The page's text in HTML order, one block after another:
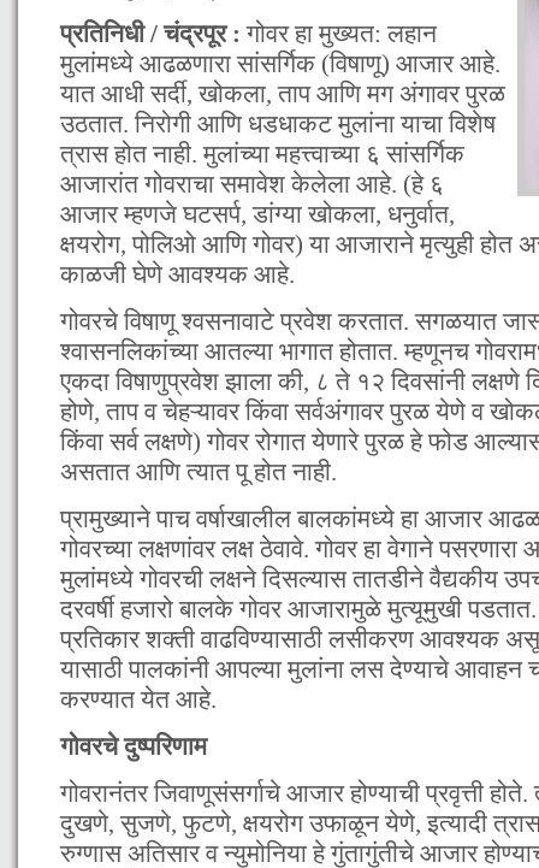
प्रतिनिधी / चंद्रपूर : गोवर हा मुख्यत: लहान
मुलांमध्ये आढळणारा सांसर्गिक (विषाणू) आजार आहे.
यात आधी सर्दी, खोकला, ताप आणि मग अंगावर पुरळ
उठतात. निरोगी आणि धडधाकट मुलांना याचा विशेष
त्रास होत नाही. मुलांच्या महत्त्वाच्या ६ सांसर्गिक
आजारांत गोवराचा समावेश केलेला आहे. (हे ६
आजार म्हणजे घटसर्प, डांग्या खोकला, धनुर्वात,
क्षयरोग, पोलिओ आणि गोवर) या आजाराने मृत्युही होत
काळजी घेणे आवश्यक आहे.
गोवरचे विषाणू श्वसनावाटे प्रवेश करतात. सगळयात
श्वासनलिकांच्या आतल्या भागात होतात. म्हणूनच
एकदा विषाणुप्रवेश झाला की, ८ ते १२ दिवसांनी लक्षणे
होणे, ताप व चेहऱ्यावर किंवा सर्वअंगावर पुरळ येणे व
किंवा सर्व लक्षणे) गोवर रोगात येणारे पुरळ हे फोड
असतात आणि त्यात पू होत नाही.
प्रामुख्याने पाच वर्षाखालील बालकांमध्ये हा आजार
गोवरच्या लक्षणांवर लक्ष ठेवावे. गोवर हा वेगाने
मुलांमध्ये गोवरची लक्षने दिसल्यास तातडीने वैद्यकीय
दरवर्षी हजारो बालके गोवर आजारामुळे मुत्यूमुखी
प्रतिकार शक्ती वाढविण्यासाठी लसीकरण आवश्यक
यासाठी पालकांनी आपल्या मुलांना लस देण्याचे आवाहन
करण्यात येत आहे.
गोवरचे दुष्परिणाम
गोवरानंतर जिवाणूसंसर्गाचे आजार होण्याची प्रवृत्ती
दुखणे, सुजणे, फुटणे, क्षयरोग उफाळून येणे, इत्यादी त्रास
रुग्णास अतिसार व न्युमोनिया हे गुंतागुंतीचे आजार